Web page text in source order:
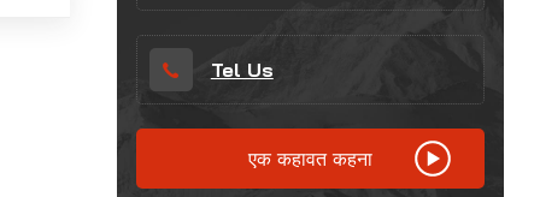
Tel Us
एक कहावत कहना